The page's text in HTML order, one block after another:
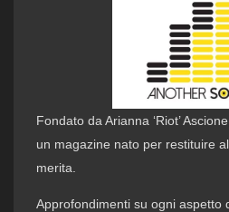
Fondato da Arianna ‘Riot’ Ascione,
un magazine nato per restituire
merita.
Approfondimenti su ogni aspetto